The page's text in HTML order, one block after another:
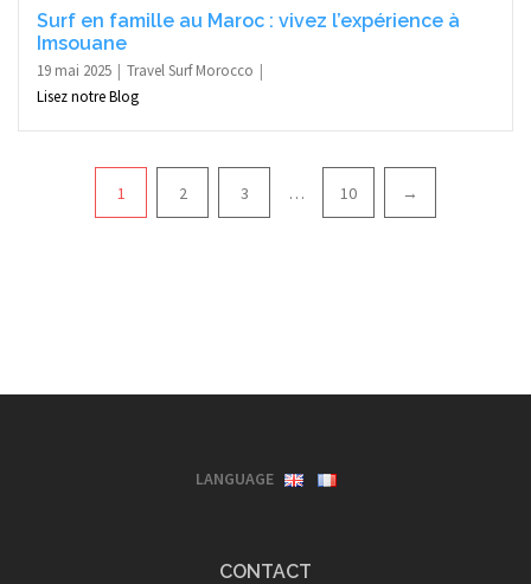
Surf en famille au Maroc : vivez l’expérience à
Imsouane
19 mai 2025
Travel Surf Morocco
Lisez notre Blog
Pagination
1 2 3 … 10 →
LANGUAGE
CONTACT